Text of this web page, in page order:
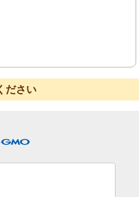
ださい